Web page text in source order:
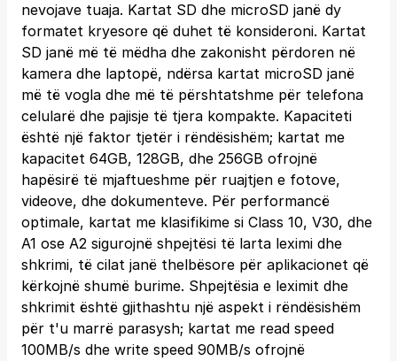
nevojave tuaja. Kartat SD dhe microSD janë dy
formatet kryesore që duhet të konsideroni. Kartat
SD janë më të mëdha dhe zakonisht përdoren në
kamera dhe laptopë, ndërsa kartat microSD janë
më të vogla dhe më të përshtatshme për telefona
celularë dhe pajisje të tjera kompakte. Kapaciteti
është një faktor tjetër i rëndësishëm; kartat me
kapacitet 64GB, 128GB, dhe 256GB ofrojnë
hapësirë të mjaftueshme për ruajtjen e fotove,
videove, dhe dokumenteve. Për performancë
optimale, kartat me klasifikime si Class 10, V30, dhe
A1 ose A2 sigurojnë shpejtësi të larta leximi dhe
shkrimi, të cilat janë thelbësore për aplikacionet që
kërkojnë shumë burime. Shpejtësia e leximit dhe
shkrimit është gjithashtu një aspekt i rëndësishëm
për t'u marrë parasysh; kartat me read speed
100MB/s dhe write speed 90MB/s ofrojnë